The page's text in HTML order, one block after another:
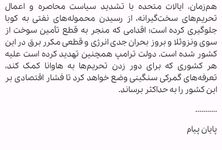
هم‌زمان، ایالات متحده با تشدید سیاست محاصره و اعمال
تحریم‌های سخت‌گیرانه، از رسیدن محموله‌های نفتی به کوبا
جلوگیری کرده است؛ اقدامی که منجر به قطع تأمین سوخت از
سوی ونزوئلا و بروز بحران جدی انرژی و قطعی مکرر برق در این
کشور شده است. دولت ترامپ همچنین تهدید کرده است علیه
هر کشوری که برای دور زدن تحریم‌ها به هاوانا کمک کند،
تعرفه‌های گمرکی سنگینی وضع خواهد کرد تا فشار اقتصادی بر
این کشور را به حداکثر برساند.
...........
پایان پیام